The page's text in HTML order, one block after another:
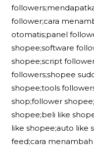
follower;cara
otomatis;panel
shopee;software
shopee;script
followers;shopee
shopee;tools
shop;follower
shopee;beli like
like shopee;auto like
feed;cara